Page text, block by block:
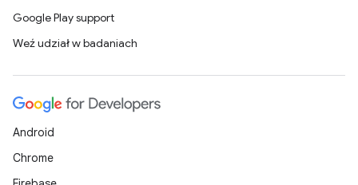
Google Play support
Weź udział w badaniach
Android
Chrome